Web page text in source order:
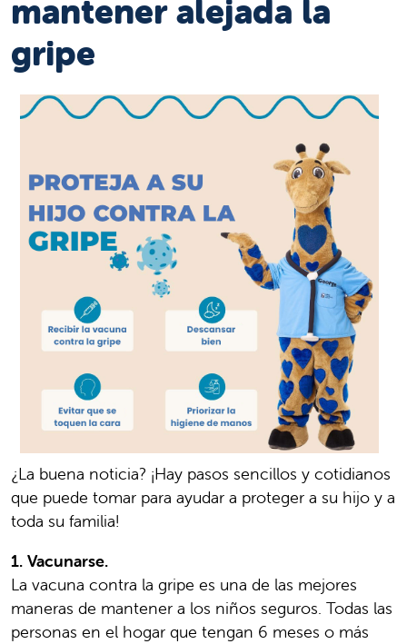
mantener alejada la
gripe
¿La buena noticia? ¡Hay pasos sencillos y cotidianos
que puede tomar para ayudar a proteger a su hijo y a
toda su familia!
1. Vacunarse.
La vacuna contra la gripe es una de las mejores
maneras de mantener a los niños seguros. Todas las
personas en el hogar que tengan 6 meses o más